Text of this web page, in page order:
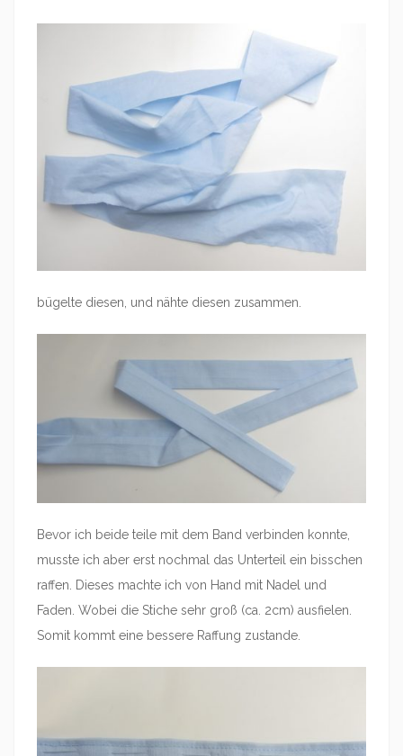
bügelte diesen, und nähte diesen zusammen.
Bevor ich beide teile mit dem Band verbinden konnte,
musste ich aber erst nochmal das Unterteil ein bisschen
raffen. Dieses machte ich von Hand mit Nadel und
Faden. Wobei die Stiche sehr groß (ca. 2cm) ausfielen.
Somit kommt eine bessere Raffung zustande.